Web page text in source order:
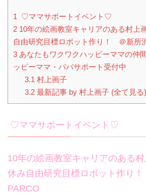
1 ♡ママサポートイベント♡
2 10年の絵画教室キャリアのある村上
自由研究目標ロボット作り！ ＠新所
3 あなたもワクワクハッピーママの仲
ッピーママ・パパサポート受付中
3.1 村上画子
3.2最新記事 by 村上画子 (全て見る)
♡ママサポートイベント♡
10年の絵画教室キャリアのある
休み自由研究目標ロボット作り
PARCO